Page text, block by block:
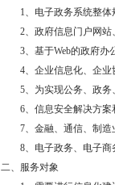
1、电子政务系统整体
2、政府信息门户网站
3、基于Web的政府办
4、企业信息化、企业
5、为实现公务、政务
6、信息安全解决方案
7、金融、通信、制造
8、电子政务、电子商
二、服务对象